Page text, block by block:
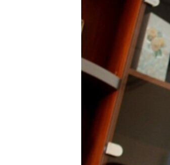
КРЫМ.НЕПОКОРЕННЫЙ
УКРАИНСКАЯ ПРОБЛЕМА КРЫМА